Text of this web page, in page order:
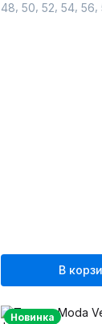
48 50 52 54 56
В
Новинка